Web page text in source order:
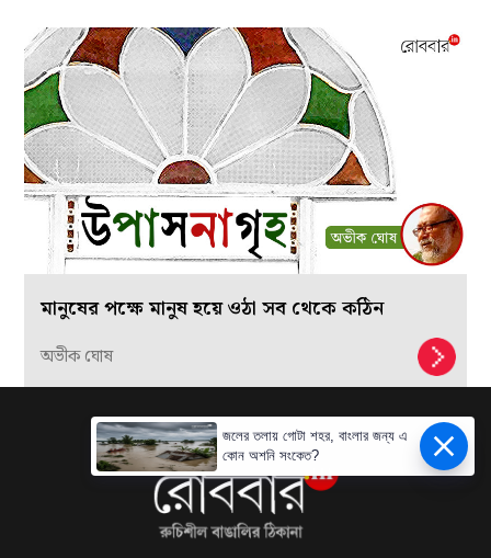
মানুষের পক্ষে মানুষ হয়ে ওঠা সব থেকে কঠিন
অভীক ঘোষ
জলের তলায় গোটা শহর, বাংলার জন্য এ
কোন অশনি সংকেত?